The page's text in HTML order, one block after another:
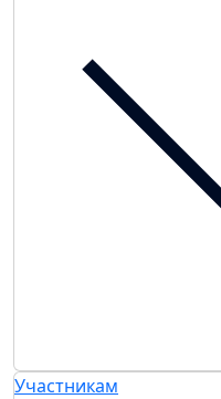
Участникам